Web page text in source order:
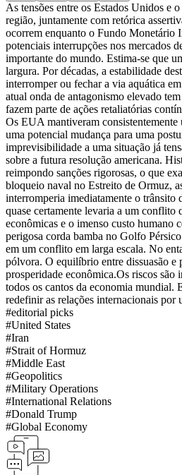
As tensões entre os Estados Unidos e
região, juntamente com retórica
ocorrem enquanto o Fundo Monetário
potenciais interrupções nos mercados
importante do mundo. Estima-se que
largura. Por décadas, a estabilidade
interromper ou fechar a via aquática
atual onda de antagonismo elevado
fazem parte de ações retaliatórias
Os EUA mantiveram consistentemente
uma potencial mudança para uma
imprevisibilidade a uma situação já
sobre a futura resolução americana.
reimpondo sanções rigorosas, o que
bloqueio naval no Estreito de Ormuz,
interromperia imediatamente o trânsito
quase certamente levaria a um conflito
econômicas e o imenso custo humano
perigosa corda bamba no Golfo
em um conflito em larga escala. No
pólvora. O equilíbrio entre dissuasão e
prosperidade econômica.Os riscos são
todos os cantos da economia mundial.
redefinir as relações internacionais por
#editorial picks
#United States
#Iran
#Strait of Hormuz
#Middle East
#Geopolitics
#Military Operations
#International Relations
#Donald Trump
#Global Economy